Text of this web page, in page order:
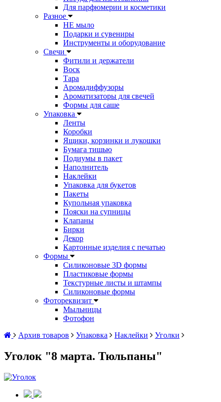
Для парфюмерии и косметики
Разное
НЕ мыло
Подарки и сувениры
Инструменты и оборудование
Свечи
Фитили и держатели
Воск
Тара
Аромадиффузоры
Ароматизаторы для свечей
Формы для саше
Упаковка
Ленты
Коробки
Ящики, корзинки и лукошки
Бумага тишью
Подиумы в пакет
Наполнитель
Наклейки
Упаковка для букетов
Пакеты
Купольная упаковка
Пояски на супницы
Клапаны
Бирки
Декор
Картонные изделия с печатью
Формы
Силиконовые 3D формы
Пластиковые формы
Текстурные листы и штампы
Силиконовые формы
Фотореквизит
Мыльницы
Фотофон
Архив товаров
Упаковка Наклейки Уголки
Уголок "8 марта. Тюльпаны"